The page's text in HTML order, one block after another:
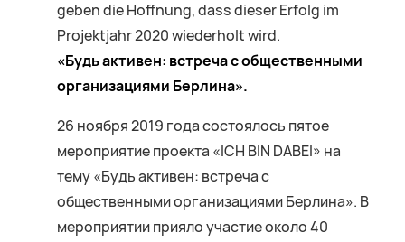
geben die Hoffnung, dass dieser Erfolg im
Projektjahr 2020 wiederholt wird.
«Будь активен: встреча с общественными
организациями Берлина».
26 ноября 2019 года состоялось пятое
мероприятие проекта «ICH BIN DABEI» на
тему «Будь активен: встреча с
общественными организациями Берлина». В
мероприятии прияло участие около 40